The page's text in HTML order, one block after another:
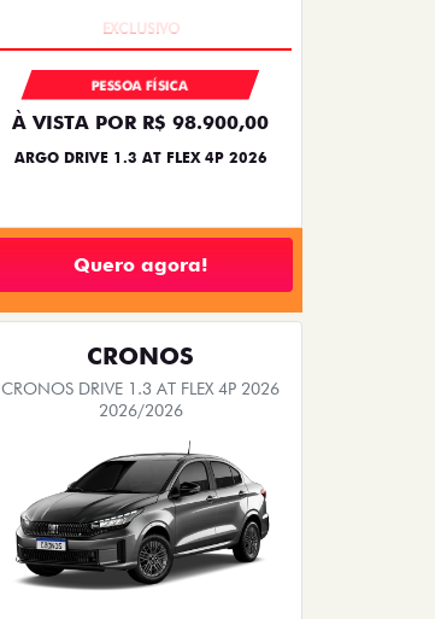
PESSOA FÍSICA
À VISTA POR R$ 98.900,00
ARGO DRIVE 1.3 AT FLEX 4P 2026
Quero agora!
CRONOS
CRONOS DRIVE 1.3 AT FLEX 4P 2026
2026/2026